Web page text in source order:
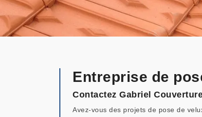
Entreprise de
Contactez Gabriel
Avez-vous des projets de pose de